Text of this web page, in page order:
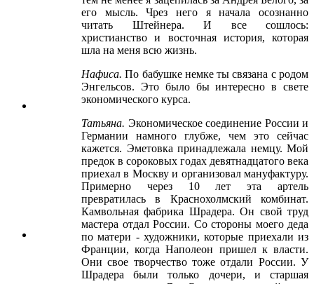
его мысль. Чрез него я начала осознанно
читать Штейнера. И все сошлось:
христианство и восточная история, которая
шла на меня всю жизнь.
Нафиса.По бабушке немке ты связана с родом
Энгельсов. Это было бы интересно в свете
экономического курса.
Татьяна. Экономическое соединение России и
Германии намного глубже, чем это сейчас
кажется. Эметовка принадлежала немцу. Мой
предок в сороковых годах девятнадцатого века
приехал в Москву и организовал мануфактуру.
Примерно через 10 лет эта артель
превратилась в Краснохолмский комбинат.
Камвольная фабрика Шрадера. Он свой труд
мастера отдал России. Со стороны моего деда
по матери - художники, которые приехали из
Франции, когда Наполеон пришел к власти.
Они свое творчество тоже отдали России. У
Шрадера были только дочери, и старшая